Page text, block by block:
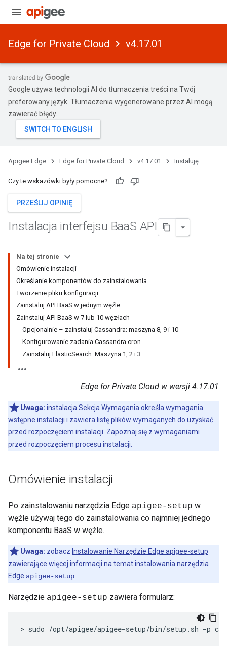
Edge for Private Cloud v4.17.01
Google używa technologii AI do tłumaczenia treści na Twój
preferowany język. Tłumaczenia wygenerowane przez AI mogą
zawierać błędy.
Apigee Edge Edge for Private Cloud v4.17.01 Instaluję
Czy te wskazówki były pomocne?
PRZEŚLIJ OPINIĘ
Instalacja interfejsu BaaS API
Na tej stronie
Omówienie instalacji
Określanie komponentów do zainstalowania
Tworzenie pliku konfiguracji
Zainstaluj API BaaS w jednym węźle
Zainstaluj API BaaS w 7 lub 10 węzłach
Opcjonalnie – zainstaluj Cassandra: maszyna 8, 9 i 10
Konfigurowanie zadania Cassandra cron
Zainstaluj ElasticSearch: Maszyna 1, 2 i 3
Edge for Private Cloud w wersji 4.17.01
Uwaga: instalacja Sekcja Wymagania określa wymagania
wstępne instalacji i zawiera listę plików wymaganych do uzyskać
przed rozpoczęciem instalacji. Zapoznaj się z wymaganiami
przed rozpoczęciem procesu instalacji.
Omówienie instalacji
Po zainstalowaniu narzędzia Edge apigee-setup w
węźle używaj tego do zainstalowania co najmniej jednego
komponentu BaaS w węźle.
Uwaga: zobacz Instalowanie Narzędzie Edge apigee-setup
zawierające więcej informacji na temat instalowania narzędzia
Edge apigee-setup
Narzędzie apigee-setup zawiera formularz:
> sudo /opt/apigee/apigee-setup/bin/setup.sh -p